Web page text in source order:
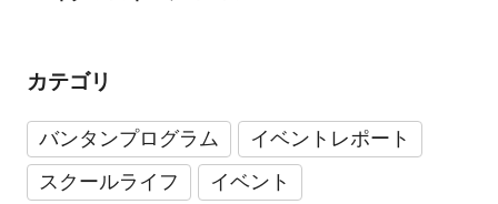
カテゴリ
バンタンプログラム
イベントレポート
スクールライフ
イベント